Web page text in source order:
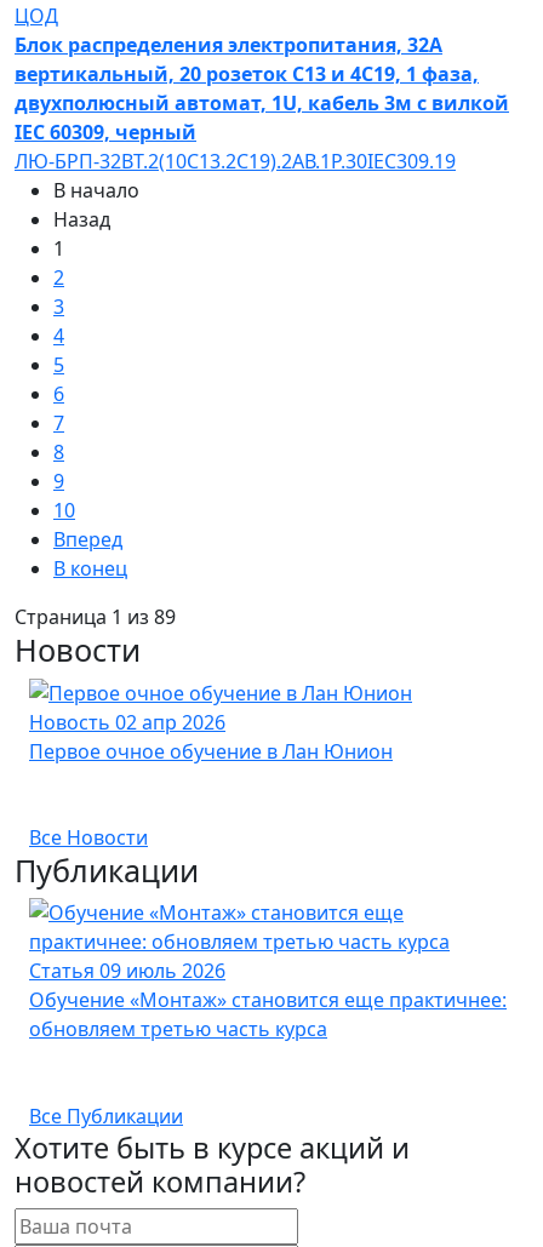
ЦОД
Блок распределения электропитания, 32А
вертикальный, 20 розеток C13 и 4C19, 1 фаза,
двухполюсный автомат, 1U, кабель 3м с вилкой
IEC 60309, черный
ЛЮ-БРП-32ВТ.2(10C13.2C19).2АВ.1Р.30IEC309.19
В начало
Назад
1
2
3
4
5
6
7
8
9
10
Вперед
В конец
Страница 1 из 89
Новости
Новость 02 апр 2026
Первое очное обучение в Лан Юнион
Все Новости
Публикации
Статья 09 июль 2026
Обучение «Монтаж» становится еще практичнее:
обновляем третью часть курса
Все Публикации
Хотите быть в курсе акций и
новостей компании?